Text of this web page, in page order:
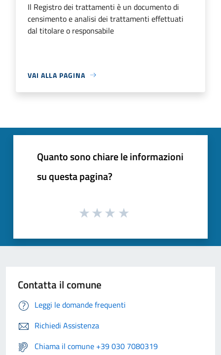
Il Registro dei trattamenti è un documento di
censimento e analisi dei trattamenti effettuati
dal titolare o responsabile
VAI ALLA PAGINA
Quanto sono chiare le informazioni
su questa pagina?
Contatta il comune
Leggi le domande frequenti
Richiedi Assistenza
Chiama il comune +39 030 7080319